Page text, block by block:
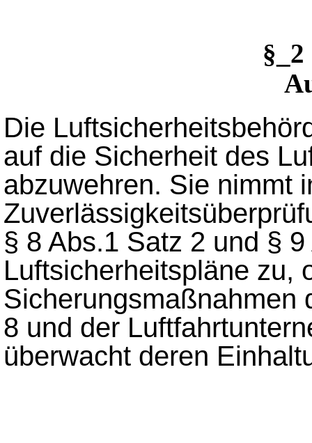
Die
auf die Sicherheit des
abzuwehren. Sie nimmt
§ 8 Abs.1 Satz 2 und §
Luftsicherheitspläne zu,
Sicherungsmaßnahmen
8 und der
überwacht deren